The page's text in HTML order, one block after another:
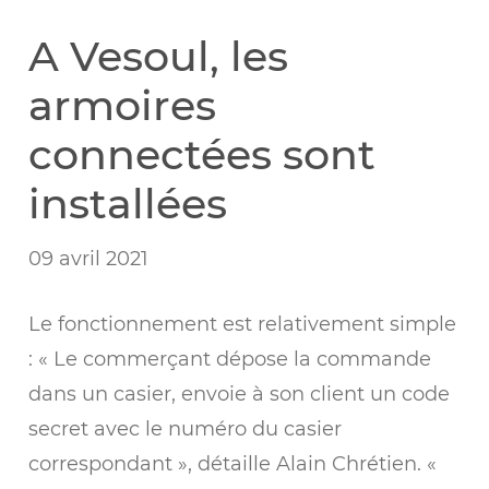
A Vesoul, les
armoires
connectées sont
installées
09 avril 2021
Le fonctionnement est relativement simple
: « Le commerçant dépose la commande
dans un casier, envoie à son client un code
secret avec le numéro du casier
correspondant », détaille Alain Chrétien. «